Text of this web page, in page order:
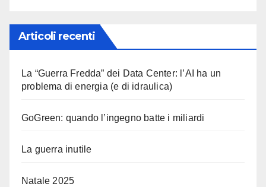
Articoli recenti
La “Guerra Fredda” dei Data Center: l’AI ha un
problema di energia (e di idraulica)
GoGreen: quando l’ingegno batte i miliardi
La guerra inutile
Natale 2025